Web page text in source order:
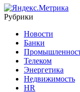
Рубрики
Новости
Банки
Телеком
Энергетика
Недвижимость
HR